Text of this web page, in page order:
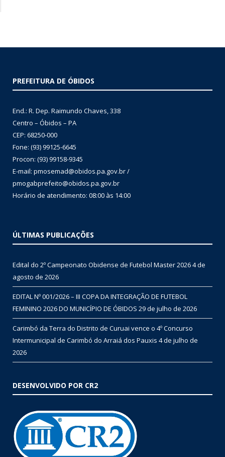
PREFEITURA DE ÓBIDOS
End.: R. Dep. Raimundo Chaves, 338
Centro – Óbidos – PA
CEP: 68250-000
Fone: (93) 99125-6645
Procon: (93) 99158-9345
E-mail: pmosemad@obidos.pa.gov.br /
pmogabprefeito@obidos.pa.gov.br
Horário de atendimento: 08:00 às 14:00
ÚLTIMAS PUBLICAÇÕES
Edital do 2º Campeonato Obidense de Futebol Master 20264 de
agosto de 2026
EDITAL Nº 001/2026 – III COPA DA INTEGRAÇÃO DE FUTEBOL
FEMININO 2026 DO MUNICÍPIO DE ÓBIDOS 29 de julho de 2026
Carimbó da Terra do Distrito de Curuai vence o 4º Concurso
Intermunicipal de Carimbó do Arraiá dos Pauxis 4 de julho de
2026
DESENVOLVIDO POR CR2